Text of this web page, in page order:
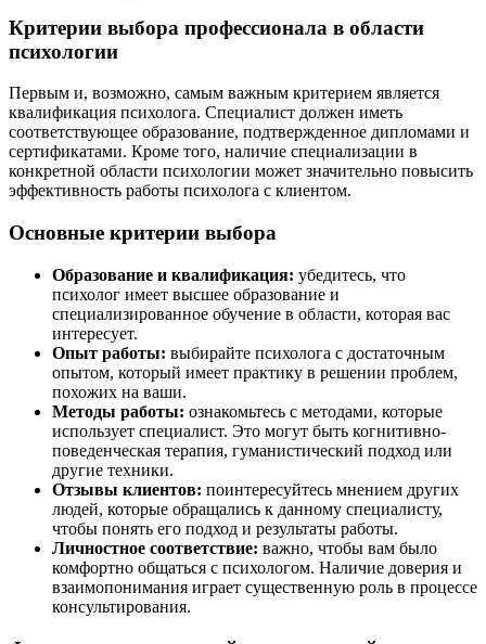
Критерии выбора профессионала в области
психологии
Первым и, возможно, самым важным критерием является
квалификация психолога. Специалист должен иметь
соответствующее образование, подтвержденное дипломами и
сертификатами. Кроме того, наличие специализации в
конкретной области психологии может значительно повысить
эффективность работы психолога с клиентом.
Основные критерии выбора
Образование и квалификация: убедитесь, что
психолог имеет высшее образование и
специализированное обучение в области, которая вас
интересует.
Опыт работы: выбирайте психолога с достаточным
опытом, который имеет практику в решении проблем,
похожих на ваши.
Методы работы: ознакомьтесь с методами, которые
использует специалист. Это могут быть когнитивно-
поведенческая терапия, гуманистический подход или
другие техники.
Отзывы клиентов: поинтересуйтесь мнением других
людей, которые обращались к данному специалисту,
чтобы понять его подход и результаты работы.
Личностное соответствие: важно, чтобы вам было
комфортно общаться с психологом. Наличие доверия и
взаимопонимания играет существенную роль в процессе
консультирования.